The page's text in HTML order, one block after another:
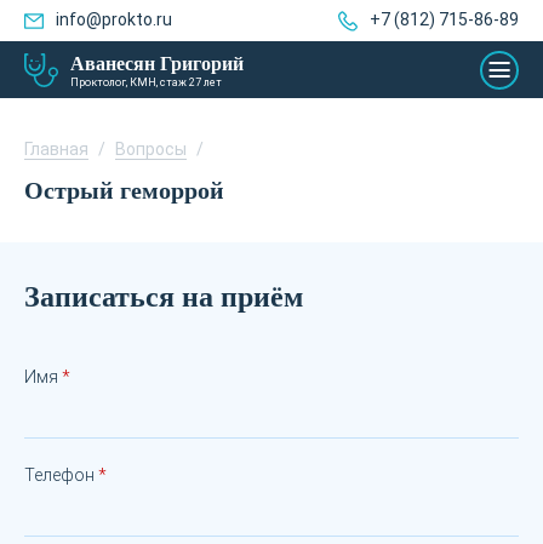
info@prokto.ru +7 (812) 715-86-89
Аванесян Григорий
Проктолог, КМН, стаж 27 лет
Главная / Вопросы /
Острый геморрой
Записаться на приём
Имя
Телефон